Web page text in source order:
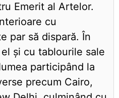
Emerit al Artelor.
cu
par să dispară. În
și cu tablourile sale
participând la
precum Cairo,